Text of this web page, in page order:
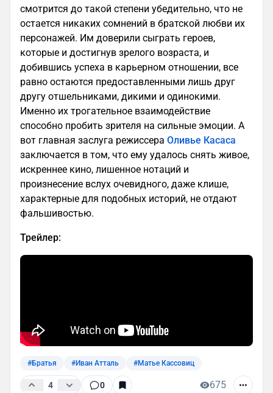
смотрится до такой степени убедительно, что не
остается никаких сомнений в братской любви их
персонажей. Им доверили сыграть героев,
которые и достигнув зрелого возраста, и
добившись успеха в карьерном отношении, все
равно остаются предоставленными лишь друг
другу отшельниками, дикими и одинокими.
Именно их трогательное взаимодействие
способно пробить зрителя на сильные эмоции. А
вот главная заслуга режиссера Оливье Касаса
заключается в том, что ему удалось снять живое,
искреннее кино, лишенное нотаций и
произнесение вслух очевидного, даже клише,
характерные для подобных историй, не отдают
фальшивостью.
Трейлер:
#Братья #Иван Атталь #Матье Кассовиц
4 0 675